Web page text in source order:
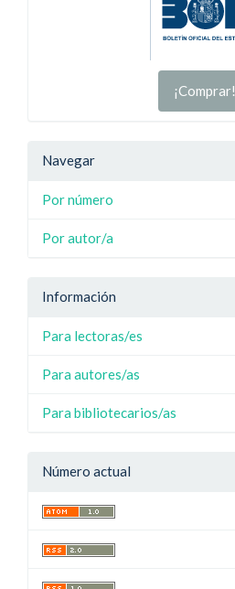
¡Comprar!
Navegar
Por número
Por autor/a
Información
Para lectoras/es
Para autores/as
Para bibliotecarios/as
Número actual